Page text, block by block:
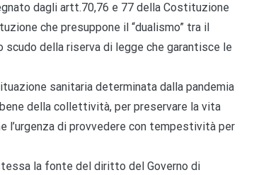
dagli artt.70,76 e 77 della Costituzione
che presuppone il “dualismo” tra il
della riserva di legge che garantisce le
sanitaria determinata dalla pandemia
della collettività, per preservare la vita
l’urgenza di provvedere con tempestività per
la fonte del diritto del Governo di